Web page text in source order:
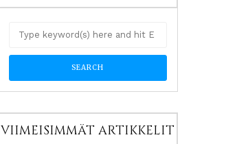
VIIMEISIMMÄT ARTIKKELIT